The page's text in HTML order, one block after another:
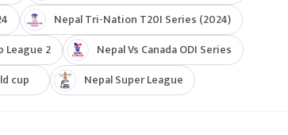
Nepal Tri-Nation T20I Series (2024)
League 2
Nepal Vs Canada ODI Series
cup
Nepal Super League